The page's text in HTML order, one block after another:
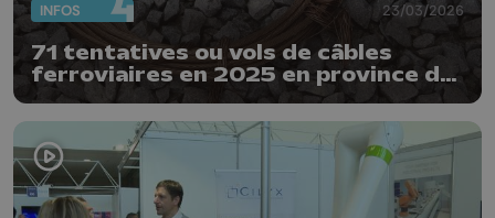
INFOS 23/03/2026
71 tentatives ou vols de câbles
ferroviaires en 2025 en province de
Liège